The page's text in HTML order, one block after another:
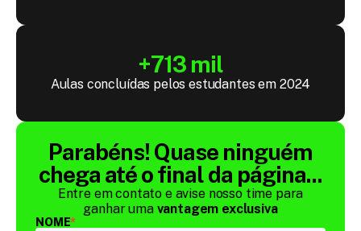
+713 mil
Aulas concluídas pelos estudantes em 2024
Parabéns! Quase ninguém
chega até o final da página...
Entre em contato e avise nosso time para
ganhar uma vantagem exclusiva
NOME*